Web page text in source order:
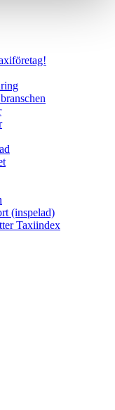
(inspelad)
Taxiindex